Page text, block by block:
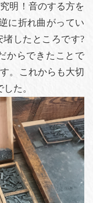
明！音のする方を
に折れ曲がってい
したところです?
からできたことで
。これからも大切
た。